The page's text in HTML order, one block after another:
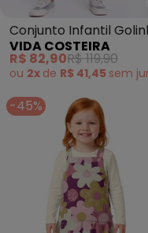
Conjunto Infantil
com Pingente (Off-
White)
VIDA COSTEIRA
R$ 82,90R$ 119,90
ou 2x de R$ 41,45 sem
-45%